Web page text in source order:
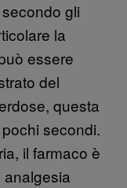
gli
la
essere
del
questa
secondi.
il farmaco è